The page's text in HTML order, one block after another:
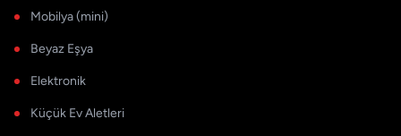
Mobilya (mini)
Beyaz Eşya
Elektronik
Küçük Ev Aletleri